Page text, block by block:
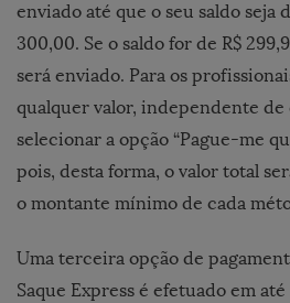
enviado até que o seu saldo seja
300,00. Se o saldo for de R$
será enviado. Para os
qualquer valor, independente de
selecionar a opção “Pague-me
pois, desta forma, o valor total
o montante mínimo de cada
Uma terceira opção de
Saque Express é efetuado em